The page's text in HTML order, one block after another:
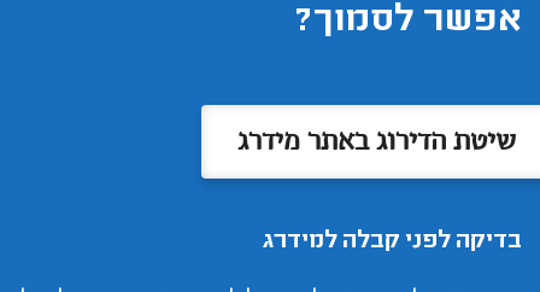
אפשר לסמוך?
שיטת הדירוג באתר מידרג
בדיקה לפני קבלה למידרג